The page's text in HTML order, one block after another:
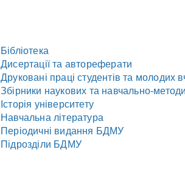
Бібліотека
Дисертації та автореферати
Друковані праці студентів та молодих
Збірники наукових та навчально-
Історія університету
Навчальна література
Періодичні видання БДМУ
Підрозділи БДМУ